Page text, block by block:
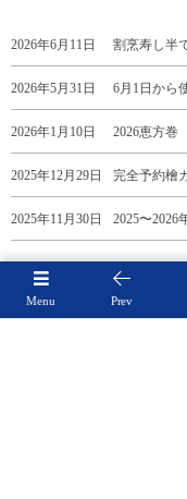
2026年6月11日 割烹寿し半
2026年5月31日 6月1日から
2026年1月10日 2026恵方巻
2025年12月29日 完全予約檜
2025年11月30日 2025〜2026
Menu Prev